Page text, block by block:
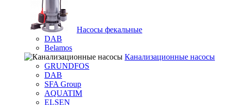
Насосы фекальные
DAB
Belamos
Канализационные насосы
GRUNDFOS
DAB
SFA Group
AQUATIM
ELSEN